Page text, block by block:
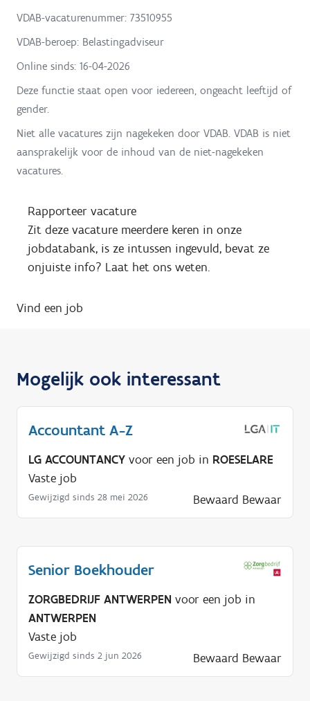
VDAB-vacaturenummer: 73510955
VDAB-beroep: Belastingadviseur
Online sinds: 16-04-2026
Deze functie staat open voor iedereen, ongeacht leeftijd of
gender.
Niet alle vacatures zijn nagekeken door VDAB. VDAB is niet
aansprakelijk voor de inhoud van de niet-nagekeken
vacatures.
Rapporteer vacature
Zit deze vacature meerdere keren in onze
jobdatabank, is ze intussen ingevuld, bevat ze
onjuiste info? Laat het ons weten.
Vind een job
Mogelijk ook interessant
Accountant A-Z
LG ACCOUNTANCY voor een job in ROESELARE
Vaste job
Gewijzigd sinds 28 mei 2026 Bewaard Bewaar
Senior Boekhouder
ZORGBEDRIJF ANTWERPEN voor een job in
ANTWERPEN
Vaste job
Gewijzigd sinds 2 jun 2026 Bewaard Bewaar